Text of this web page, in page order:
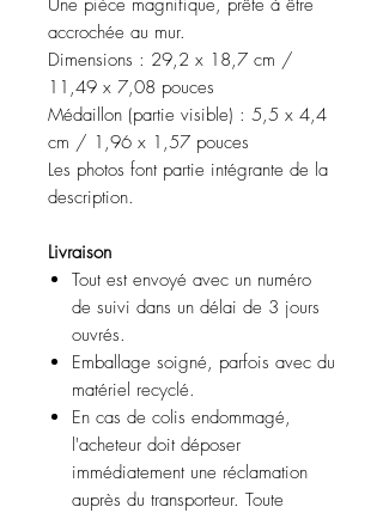
Une pièce magnifique, prête à être
accrochée au mur.
Dimensions : 29,2 x 18,7 cm /
11,49 x 7,08 pouces
Médaillon (partie visible) : 5,5 x 4,4
cm / 1,96 x 1,57 pouces
Les photos font partie intégrante de la
description.
Livraison
Tout est envoyé avec un numéro
de suivi dans un délai de 3 jours
ouvrés.
Emballage soigné, parfois avec du
matériel recyclé.
En cas de colis endommagé,
l'acheteur doit déposer
immédiatement une réclamation
auprès du transporteur. Toute